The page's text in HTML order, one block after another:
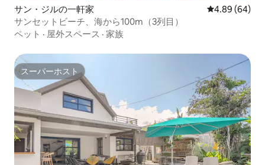
サン・ジルの一軒家 レビュー64件
4.89 (64)
サンセットビーチ、海から100m（3列目）
ペット · 屋外スペース · 家族
スーパーホスト
スーパーホスト